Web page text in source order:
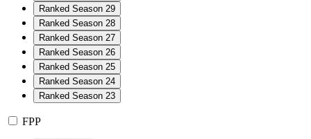
Ranked Season 29
Ranked Season 28
Ranked Season 27
Ranked Season 26
Ranked Season 25
Ranked Season 24
Ranked Season 23
FPP